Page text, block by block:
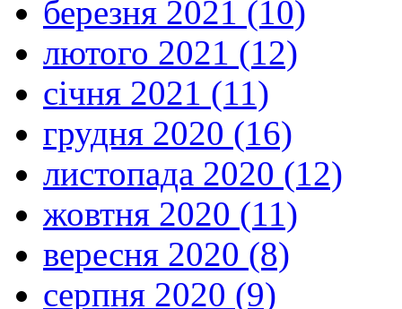
березня 2021 (10)
лютого 2021 (12)
січня 2021 (11)
грудня 2020 (16)
листопада 2020 (12)
жовтня 2020 (11)
вересня 2020 (8)
серпня 2020 (9)